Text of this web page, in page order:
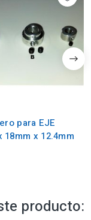
para EJE
18mm x 12.4mm
producto: